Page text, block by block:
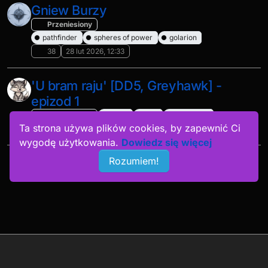
Gniew Burzy
Przeniesiony
pathfinder
spheres of power
golarion
38
28 lut 2026, 12:33
'U bram raju' [DD5, Greyhawk] -
epizod 1
195
5 lut 2026, 18:53
Ta strona używa plików cookies, by zapewnić Ci
wygodę użytkowania. Dowiedz się więcej
Rozumiem!